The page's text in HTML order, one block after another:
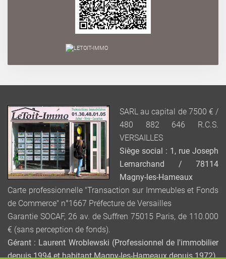
SARL au capital de 7500 € /
480 882 646 R.C.S.
VERSAILLES
Siège social : 1, rue Joseph
Lemarchand / 78114
Magny-les-Hameaux
Carte professionnelle "Transaction sur Immeubles et Fonds
de Commerce" n°1667 Préfecture de Versailles
Garantie SOCAF, 26 av. de Suffren 75015 Paris, de 110.000
€ (sans perception de fonds).
Gérant : Laurent Wroblewski (Professionnel de l'immobilier
depuis 1994 et habitant Magny-les-Hameaux depuis 1972)